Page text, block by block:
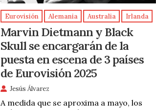
Eurovisión Alemania Australia Irlanda
Marvin Dietmann y Black
Skull se encargarán de la
puesta en escena de 3 países
de Eurovisión 2025
Jesús Álvarez
A medida que se aproxima a mayo, los